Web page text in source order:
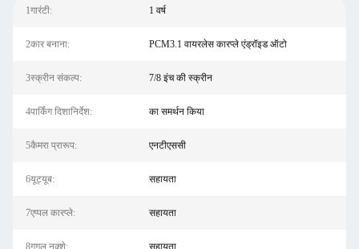
1गारंटी: 1 वर्ष
2कार बनाना: PCM3.1 वायरलेस कारप्ले एंड्रॉइड ऑटो
3स्क्रीन संकल्प: 7/8 इंच की स्क्रीन
4पार्किंग दिशानिर्देश: का समर्थन किया
5कैमरा प्रारूप: एनटीएससी
6यूट्यूब: सहायता
7एप्पल कारप्ले: सहायता
8गूगल नक़्शे: सहायता